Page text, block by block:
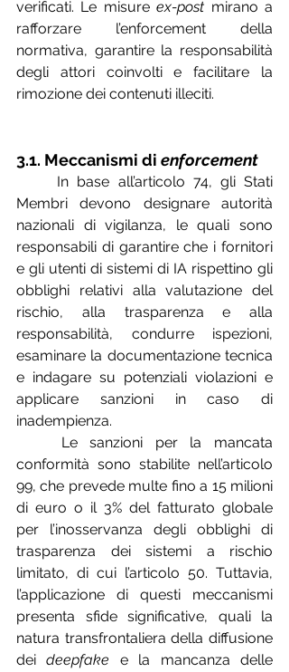
verificati. Le misure ex-post mirano a
rafforzare l’enforcement della
normativa, garantire la responsabilità
degli attori coinvolti e facilitare la
rimozione dei contenuti illeciti.
3.1. Meccanismi di enforcement
Membri devono designare autorità
nazionali di vigilanza, le quali sono
responsabili di garantire che i fornitori
e gli utenti di sistemi di IA rispettino gli
obblighi relativi alla valutazione del
rischio, alla trasparenza e alla
responsabilità, condurre ispezioni,
esaminare la documentazione tecnica
e indagare su potenziali violazioni e
applicare sanzioni in caso di
inadempienza.
conformità sono stabilite nell’articolo
99, che prevede multe fino a 15 milioni
di euro o il 3% del fatturato globale
per l’inosservanza degli obblighi di
trasparenza dei sistemi a rischio
limitato, di cui l’articolo 50. Tuttavia,
l’applicazione di questi meccanismi
presenta sfide significative, quali la
natura transfrontaliera della diffusione
dei deepfake e la mancanza delle